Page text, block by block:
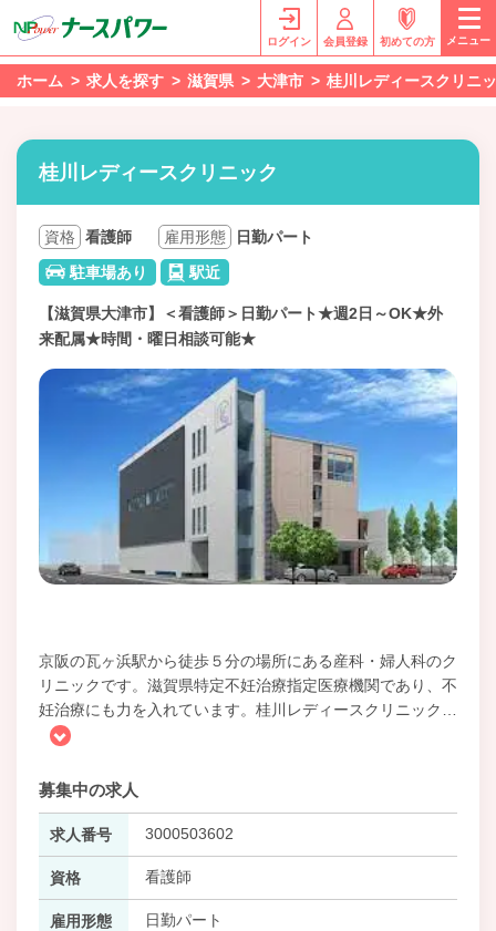
ログイン 会員登録 初めての方 メニュー
ホーム 求人を探す 滋賀県 大津市 桂川レディースクリニ
桂川レディースクリニック
資格 看護師 雇用形態
日勤パート
駐車場あり
駅近
【滋賀県大津市】＜看護師＞日勤パート★週2日～OK★外
来配属★時間・曜日相談可能★
京阪の瓦ヶ浜駅から徒歩５分の場所にある産科・婦人科のク
リニックです。滋賀県特定不妊治療指定医療機関であり、不
妊治療にも力を入れています。桂川レディースクリニック
募集中の求人
求人番号 3000503602
資格 看護師
雇用形態 日勤パート